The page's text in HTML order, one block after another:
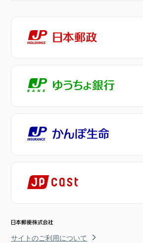
サイトのご利用について